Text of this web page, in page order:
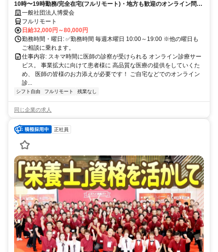
10時〜19時勤務/完全在宅(フルリモート)・地方も歓迎のオンライン問診
業務一般社団法人博愛会
フルリモート
日給32,000円～80,000円
勤務時間・曜日: ✅勤務時間 毎週木曜日 10:00～19:00 ※他の曜日も
ご相談に乗れます。
仕事内容: スキマ時間に医師の診察が受けられる オンライン診療サー
ビス。 事業拡大に向けて患者様に 高品質な医療の提供をしていくた
め、 医師の皆様のお力添えが必要です！ ご自宅などでのオンライン
診...
シフト自由 フルリモート 残業なし
同じ企業の求人
正社員